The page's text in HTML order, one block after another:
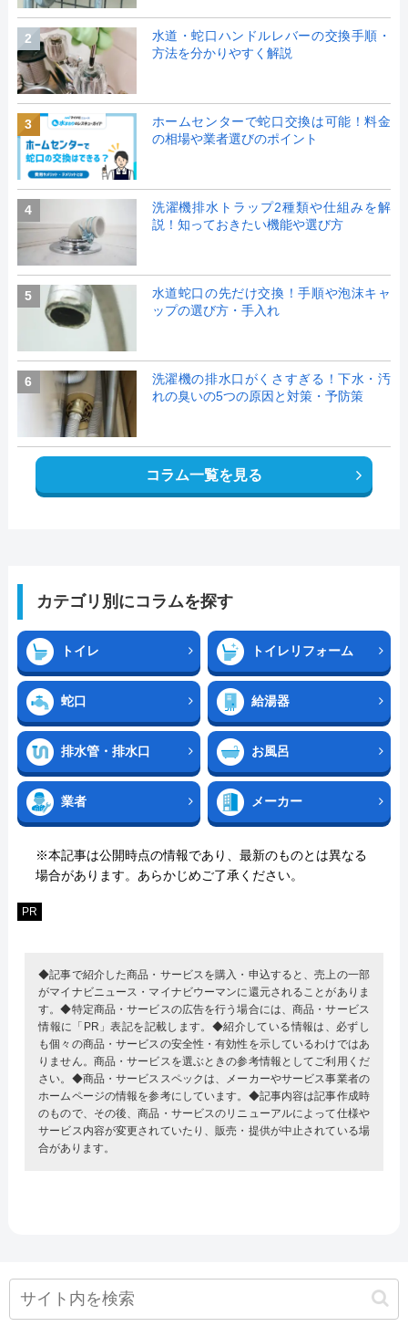
2
水道・蛇口ハンドルレバーの交換手順・
方法を分かりやすく解説
3
ホームセンターで蛇口交換は可能！料金
の相場や業者選びのポイント
4
洗濯機排水トラップ2種類や仕組みを解
説！知っておきたい機能や選び方
5
水道蛇口の先だけ交換！手順や泡沫キャ
ップの選び方・手入れ
6
洗濯機の排水口がくさすぎる！下水・汚
れの臭いの5つの原因と対策・予防策
コラム一覧を見る
カテゴリ別にコラムを探す
トイレ トイレリフォーム
蛇口 給湯器
排水管・排水口 お風呂
業者 メーカー
※本記事は公開時点の情報であり、最新のものとは異なる
場合があります。あらかじめご了承ください。
PR
◆記事で紹介した商品・サービスを購入・申込すると、売上の一部
がマイナビニュース・マイナビウーマンに還元されることがありま
す。◆特定商品・サービスの広告を行う場合には、商品・サービス
情報に「PR」表記を記載します。◆紹介している情報は、必ずし
も個々の商品・サービスの安全性・有効性を示しているわけではあ
りません。商品・サービスを選ぶときの参考情報としてご利用くだ
さい。◆商品・サービススペックは、メーカーやサービス事業者の
ホームページの情報を参考にしています。◆記事内容は記事作成時
のもので、その後、商品・サービスのリニューアルによって仕様や
サービス内容が変更されていたり、販売・提供が中止されている場
合があります。